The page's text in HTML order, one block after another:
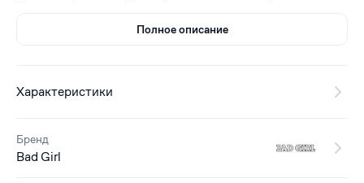
Полное описание
Характеристики
Бренд
Bad Girl